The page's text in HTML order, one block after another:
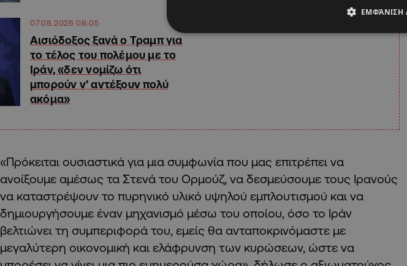
07.08.2026 08:05
Αισιόδοξος ξανά ο Τραμπ για
το τέλος του πολέμου με το
Ιράν, «δεν νομίζω ότι
μπορούν ν’ αντέξουν πολύ
ακόμα»
«Πρόκειται ουσιαστικά για μια συμφωνία που μας επιτρέπει να
ανοίξουμε αμέσως τα Στενά του Ορμούζ, να δεσμεύσουμε τους Ιρανούς
να καταστρέψουν το πυρηνικό υλικό υψηλού εμπλουτισμού και να
δημιουργήσουμε έναν μηχανισμό μέσω του οποίου, όσο το Ιράν
βελτιώνει τη συμπεριφορά του, εμείς θα ανταποκρινόμαστε με
μεγαλύτερη οικονομική και ελάφρυνση των κυρώσεων, ώστε να
ΕΜΦΆΝΙΣΗ